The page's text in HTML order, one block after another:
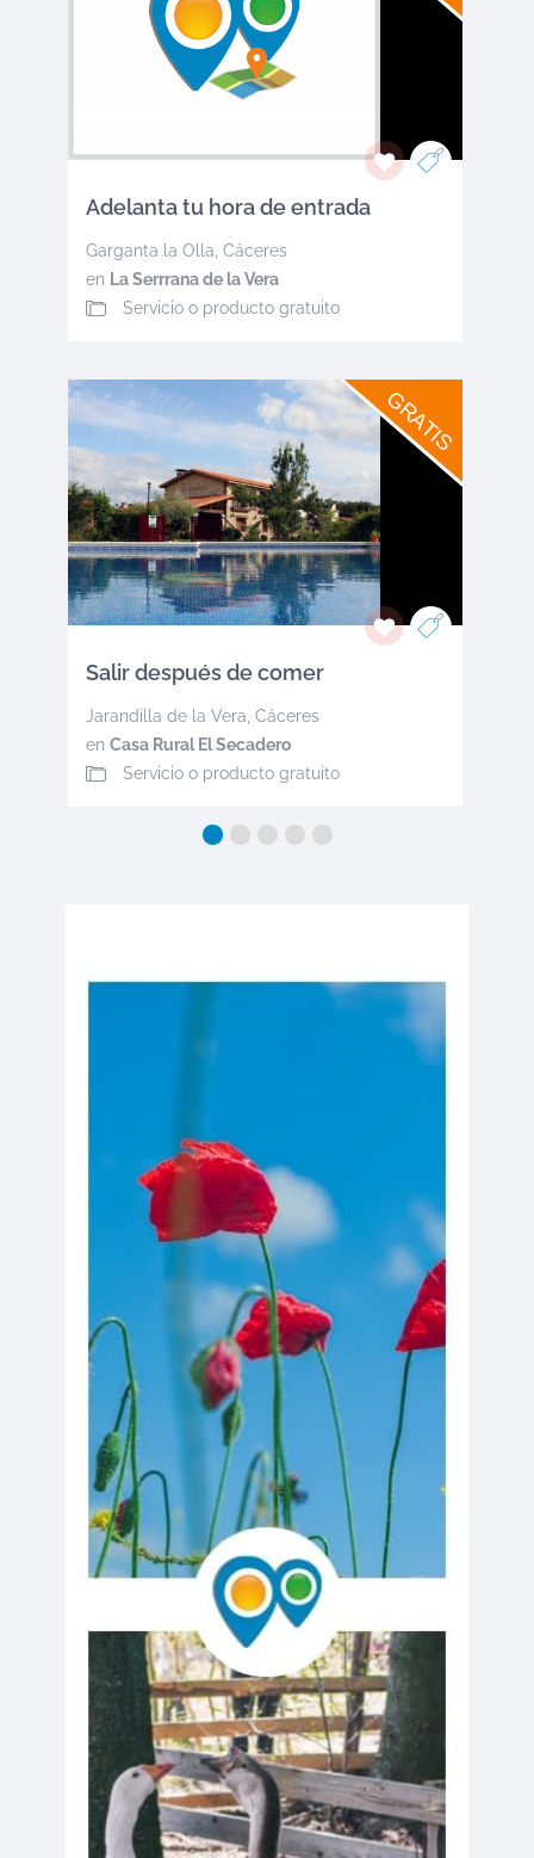
Adelanta tu hora de entrada
Garganta la Olla Cáceres
en La Serrrana de la Vera
Servicio o producto gratuito
GRATIS
Salir después de comer
Jarandilla de la Vera Cáceres
en Casa Rural El Secadero
Servicio o producto gratuito